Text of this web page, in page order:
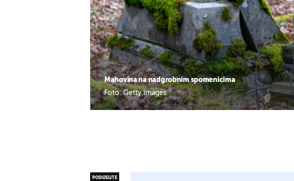
Mahovina na nadgrobnim spomenicima
Foto: Getty Images
PODIJELITE